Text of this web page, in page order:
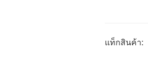
แท็กสินค้า: